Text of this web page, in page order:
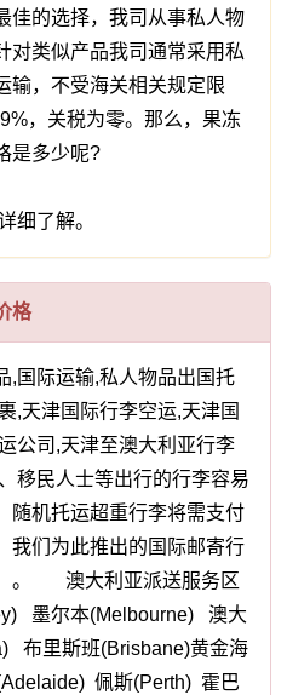
佳的选择，我司从事私人物
对类似产品我司通常采用私
输，不受海关相关规定限
，关税为零。那么，果冻
是多少呢?
细了解。
格
,国际运输,私人物品出国托
,天津国际行李空运,天津国
公司,天津至澳大利亚行李
移民人士等出行的行李容易
随机托运超重行李将需支付
我们为此推出的国际邮寄行
。 澳大利亚派送服务区
墨尔本(Melbourne) 澳大
布里斯班(Brisbane)黄金海
佩斯(Perth) 霍巴